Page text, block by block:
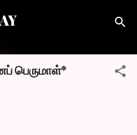
content
பெருமாள்*